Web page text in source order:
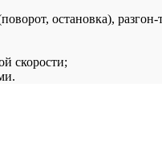
остановка),
скорости;